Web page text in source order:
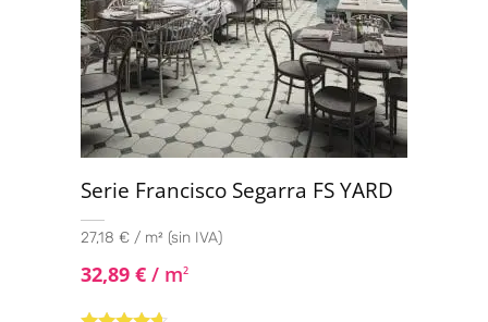
Serie Francisco Segarra FS YARD
27,18 € / m² (sin IVA)
32,89 € / m2